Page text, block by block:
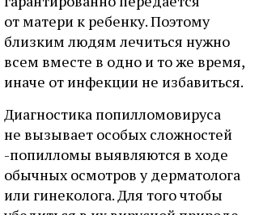
от матери к ребенку. Поэтому
близким людям лечиться нужно
всем вместе в одно и то же время,
иначе от инфекции не избавиться.
Диагностика попилломовируса
не вызывает особых сложностей
-попилломы выявляются в ходе
обычных осмотров у дерматолога
или гинеколога. Для того чтобы